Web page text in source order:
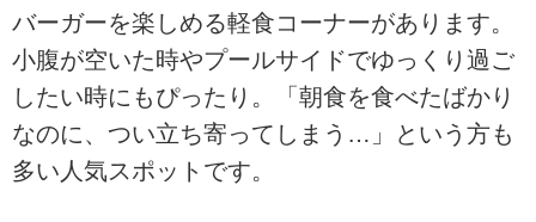
バーガーを楽しめる軽食コーナーがあります。
小腹が空いた時やプールサイドでゆっくり過ご
したい時にもぴったり。「朝食を食べたばかり
なのに、つい立ち寄ってしまう…」という方も
多い人気スポットです。